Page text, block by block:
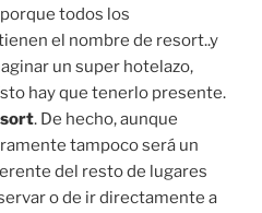
todos los
el nombre de resort..y
un super hotelazo,
hay que tenerlo presente.
. De hecho, aunque
tampoco será un
del resto de lugares
o de ir directamente a